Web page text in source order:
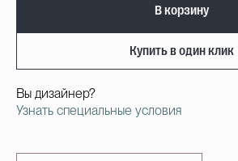
В корзину
Купить в один клик
Вы дизайнер?
Узнать специальные условия